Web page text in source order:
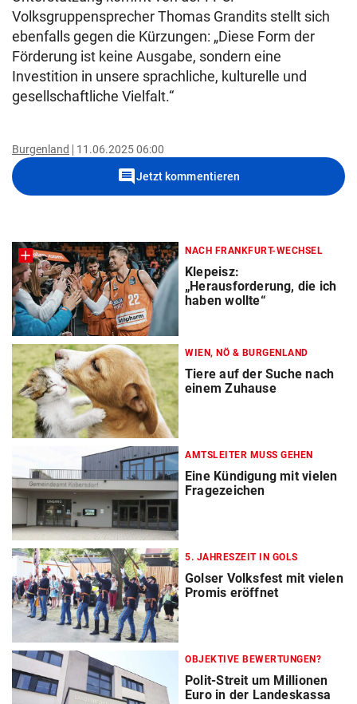
Volksgruppensprecher Thomas Grandits stellt sich
ebenfalls gegen die Kürzungen: „Diese Form der
Förderung ist keine Ausgabe, sondern eine
Investition in unsere sprachliche, kulturelle und
gesellschaftliche Vielfalt.“
Burgenland 11.06.2025 06:00
commentJetzt kommentieren
NACH FRANKFURT-WECHSEL
Klepeisz:
„Herausforderung, die ich
haben wollte“
WIEN, NÖ & BURGENLAND
Tiere auf der Suche nach
einem Zuhause
AMTSLEITER MUSS GEHEN
Eine Kündigung mit vielen
Fragezeichen
5. JAHRESZEIT IN GOLS
Golser Volksfest mit vielen
Promis eröffnet
OBJEKTIVE BEWERTUNGEN?
Polit-Streit um Millionen
Euro in der Landeskassa